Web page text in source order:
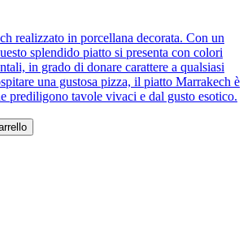
realizzato in porcellana decorata. Con un
splendido piatto si presenta con colori
in grado di donare carattere a qualsiasi
una gustosa pizza, il piatto Marrakech è
prediligono tavole vivaci e dal gusto esotico.